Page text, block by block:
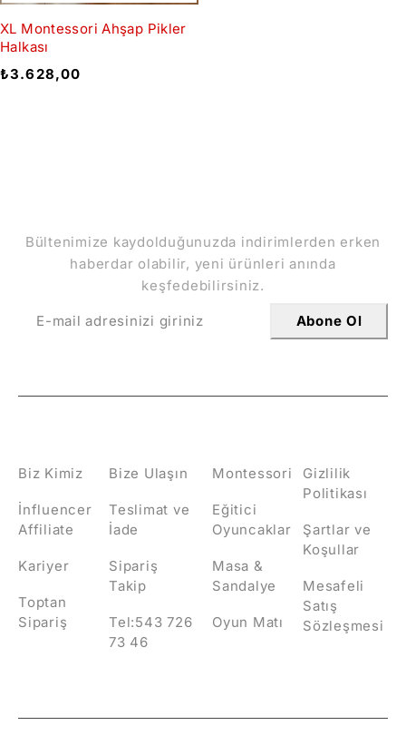
XL Montessori Ahşap Pikler
Halkası
₺3.628,00
Bültenimize kaydolduğunuzda indirimlerden erken
haberdar olabilir, yeni ürünleri anında
keşfedebilirsiniz.
Abone Ol
Bize Ulaşın
Teslimat ve
İade
Sipariş
Takip
Tel:543 726
73 46
Montessori
Eğitici
Oyuncaklar
Masa &
Sandalye
Oyun Matı
Biz Kimiz
İnfluencer
Affiliate
Kariyer
Toptan
Sipariş
Gizlilik
Politikası
Şartlar ve
Koşullar
Mesafeli
Satış
Sözleşmesi